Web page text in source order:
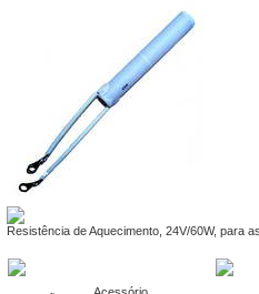
Resistência de Aquecimento, 24V/60W, para